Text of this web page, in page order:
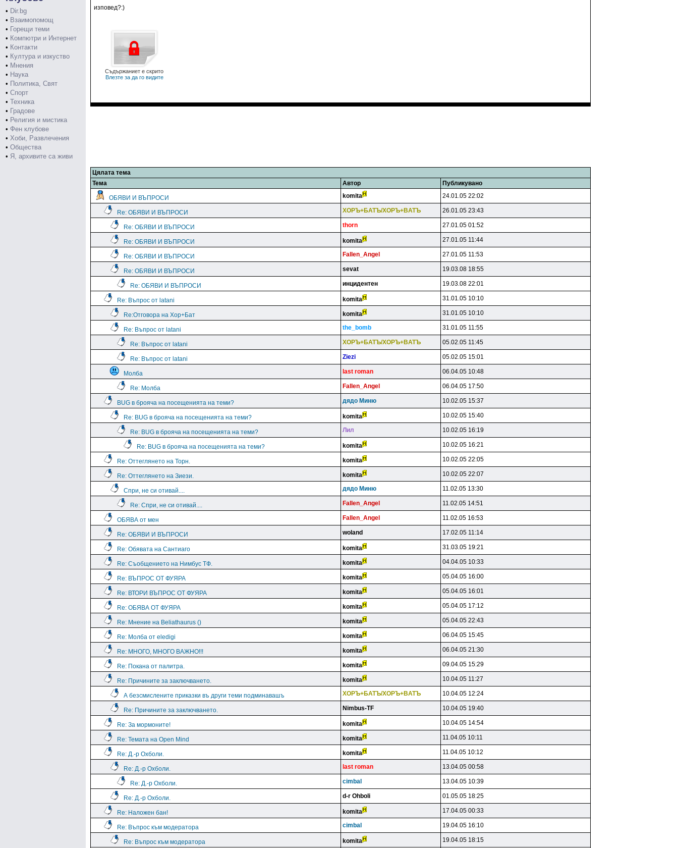
• Dir.bg
• Взаимопомощ
• Горещи теми
• Компютри и Интернет
• Контакти
• Култура и изкуство
• Мнения
• Наука
• Политика, Свят
• Спорт
• Техника
• Градове
• Религия и мистика
• Фен клубове
• Хоби, Развлечения
• Общества
• Я, архивите са живи
изповед?:)
Съдържаниет е скрито
Влезте за да го видите
Цялата тема
Тема
Автор Публикувано
ОБЯВИ И ВЪПРОСИ komita 24.01.05 22:02
Re: ОБЯВИ И ВЪПРОСИ XOPЪ+БATЪ/XOPЪ+BATЪ 26.01.05 23:43
Re: ОБЯВИ И ВЪПРОСИ thorn 27.01.05 01:52
Re: ОБЯВИ И ВЪПРОСИ komita 27.01.05 11:44
Re: ОБЯВИ И ВЪПРОСИ Fallen_Angel 27.01.05 11:53
Re: ОБЯВИ И ВЪПРОСИ sevat 19.03.08 18:55
Re: ОБЯВИ И ВЪПРОСИ инцидeнтeн 19.03.08 22:01
Re: Въпрос от latani komita 31.01.05 10:10
Re:Отговора на Хор+Бат komita 31.01.05 10:10
Re: Въпрос от latani the_bomb 31.01.05 11:55
Re: Въпрос от latani XOPЪ+БATЪ/XOPЪ+BATЪ 05.02.05 11:45
Re: Въпрос от latani Ziezi 05.02.05 15:01
Молба last roman 06.04.05 10:48
Re: Молба Fallen_Angel 06.04.05 17:50
BUG в брояча на посещенията на теми? дядo Mиню 10.02.05 15:37
Re: BUG в брояча на посещенията на теми? komita 10.02.05 15:40
Re: BUG в брояча на посещенията на теми? Лил 10.02.05 16:19
Re: BUG в брояча на посещенията на теми? komita 10.02.05 16:21
Re: Оттеглянето на Торн. komita 10.02.05 22:05
Re: Оттеглянето на Зиези. komita 10.02.05 22:07
Спри, не си отивай.... дядo Mиню 11.02.05 13:30
Re: Спри, не си отивай.... Fallen_Angel 11.02.05 14:51
ОБЯВА от мен Fallen_Angel 11.02.05 16:53
Re: ОБЯВИ И ВЪПРОСИ woland 17.02.05 11:14
Re: Обявата на Сантиаго komita 31.03.05 19:21
Re: Съобщението на Нимбус ТФ. komita 04.04.05 10:33
Re: ВЪПРОС ОТ ФУЯРА komita 05.04.05 16:00
Re: ВТОРИ ВЪПРОС ОТ ФУЯРА komita 05.04.05 16:01
Re: ОБЯВА ОТ ФУЯРА komita 05.04.05 17:12
Re: Мнение на Beliathaurus () komita 05.04.05 22:43
Re: Молба от eledigi komita 06.04.05 15:45
Re: МНОГО, МНОГО ВАЖНО!!! komita 06.04.05 21:30
Re: Покана от палитра. komita 09.04.05 15:29
Re: Причините за заключването. komita 10.04.05 11:27
А безсмислените приказки въ други теми подминавашъ XOPЪ+БATЪ/XOPЪ+BATЪ 10.04.05 12:24
Re: Причините за заключването. Nimbus-TF 10.04.05 19:40
Re: За мормоните! komita 10.04.05 14:54
Re: Темата на Open Mind komita 11.04.05 10:11
Re: Д.-р Охболи. komita 11.04.05 10:12
Re: Д.-р Охболи. last roman 13.04.05 00:58
Re: Д.-р Охболи. cimbal 13.04.05 10:39
Re: Д.-р Охболи. d-r Ohboli 01.05.05 18:25
Re: Наложен бан! komita 17.04.05 00:33
Re: Въпрос към модератора cimbal 19.04.05 16:10
Re: Въпрос към модератора komita 19.04.05 18:15